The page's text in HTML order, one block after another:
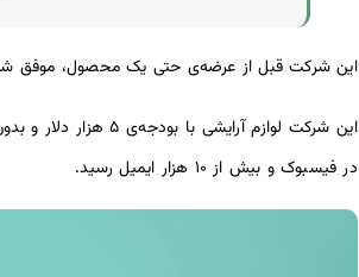
این شرکت قبل از عرضه‌ی حتی یک محصول، موفق
در فیسبوک و بیش از ۱۰ هزار ایمیل رسید.